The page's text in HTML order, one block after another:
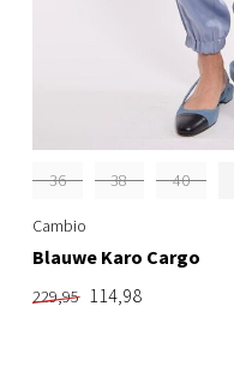
36 38 40
Cambio
Blauwe Karo Cargo
229,95 114,98